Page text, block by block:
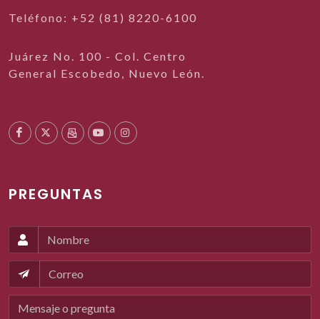
Teléfono: +52 (81) 8220-6100
Juárez No. 100 - Col. Centro
General Escobedo, Nuevo León.
PREGUNTAS